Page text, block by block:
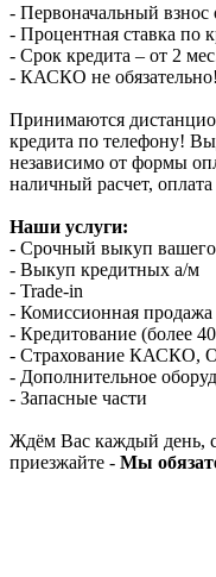
- Первоначальный взнос
- Процентная ставка по
- Срок кредита – от 2
- КАСКО не обязательно!
Принимаются
кредита по телефону!
независимо от формы
наличный расчет,
Наши услуги:
- Срочный выкуп
- Выкуп кредитных а/м
- Trade-in
- Комиссионная
- Кредитование (более
- Страхование КАСКО,
- Дополнительное
- Запасные части
Ждём Вас каждый день,
приезжайте - Мы